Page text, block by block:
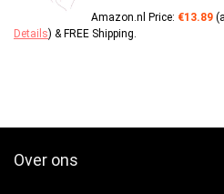
Amazon.nl Price: €13.89
Details) & FREE Shipping.
Over ons